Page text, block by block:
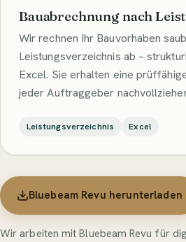
Bauabrechnung nach
Wir rechnen Ihr Bauvorhaben
Leistungsverzeichnis ab –
Excel. Sie erhalten eine
jeder Auftraggeber
Leistungsverzeichnis Excel
Bluebeam Revu herunterladen
Wir arbeiten mit Bluebeam Revu für